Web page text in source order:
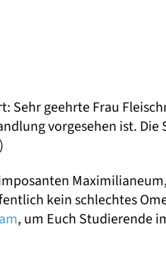
Sehr geehrte Frau
vorgesehen ist.
kein schlechtes
, um Euch Studierende